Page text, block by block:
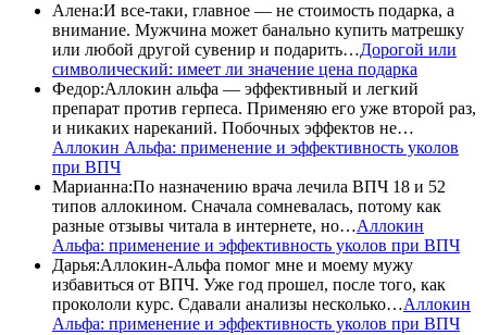
Алена:И все-таки, главное — не стоимость подарка, а
внимание. Мужчина может банально купить матрешку
или любой другой сувенир и подарить…Дорогой или
символический: имеет ли значение цена подарка
Федор:Аллокин альфа — эффективный и легкий
препарат против герпеса. Применяю его уже второй раз,
и никаких нареканий. Побочных эффектов не…
Аллокин Альфа: применение и эффективность уколов
при ВПЧ
Марианна:По назначению врача лечила ВПЧ 18 и 52
типов аллокином. Сначала сомневалась, потому как
разные отзывы читала в интернете, но…Аллокин
Альфа: применение и эффективность уколов при ВПЧ
Дарья:Аллокин-Альфа помог мне и моему мужу
избавиться от ВПЧ. Уже год прошел, после того, как
прокололи курс. Сдавали анализы несколько…Аллокин
Альфа: применение и эффективность уколов при ВПЧ